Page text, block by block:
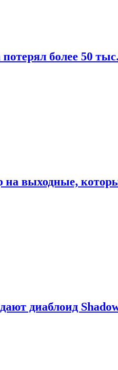
более 50
выходные,
диаблоид